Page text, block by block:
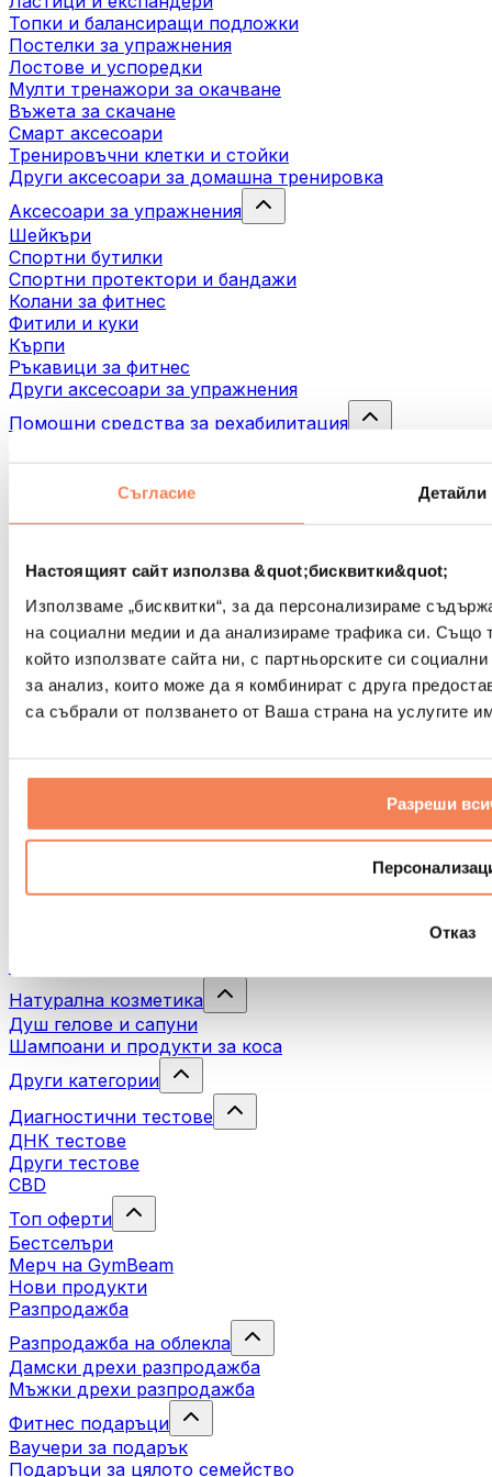
Съгласие Детайли
Настоящият сайт използва &quot;бисквитки&quot;
Използваме „бисквитки“, за да персонализираме
на социални медии и да анализираме трафика си. Също
който използвате сайта ни, с партньорските си
за анализ, които може да я комбинират с друга
са събрали от ползването от Ваша страна на услугите
Разреши
Отказ
Топки и балансиращи подложки
Постелки за упражнения
Лостове и успоредки
Мулти тренажори за окачване
Въжета за скачане
Смарт аксесоари
Тренировъчни клетки и стойки
Други аксесоари за домашна тренировка
Аксесоари за упражнения
Шейкъри
Спортни бутилки
Спортни протектори и бандажи
Колани за фитнес
Фитили и куки
Кърпи
Ръкавици за фитнес
Други аксесоари за упражнения
Помощни средства за рехабилитация
Инструменти за масаж
Масажни ролери
Чанти и аксесоари за храна
Чанти за фитнес
Раници
Аксесоари според вида дейност
Бойни спортове
Колоездене
Студена терапия
Плуване
Биохакинг
Филтри и кани за вода
Натурална козметика
Душ гелове и сапуни
Шампоани и продукти за коса
Други категории
Диагностични тестове
ДНК тестове
Други тестове
CBD
Топ оферти
Бестселъри
Мерч на GymBeam
Нови продукти
Разпродажба
Разпродажба на облекла
Дамски дрехи разпродажба
Мъжки дрехи разпродажба
Фитнес подаръци
Ваучери за подарък
Подаръци за цялото семейство